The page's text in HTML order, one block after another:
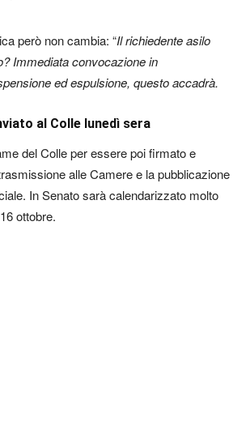
però non cambia: “Il richiedente asilo
Immediata convocazione in
ed espulsione, questo accadrà.
al Colle lunedì sera
del Colle per essere poi firmato e
alle Camere e la pubblicazione
In Senato sarà calendarizzato molto
ottobre.